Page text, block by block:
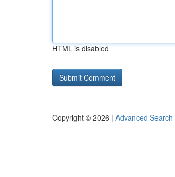
HTML is disabled
Copyright © 2026 | Advanced Search